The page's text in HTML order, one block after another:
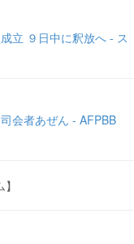
立 ９日中に釈放へ - ス
会者あぜん - AFPBB